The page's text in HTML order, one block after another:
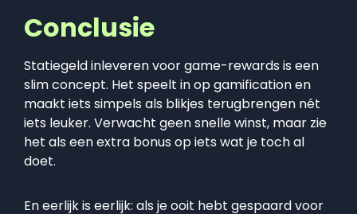
Conclusie
Statiegeld inleveren voor game-rewards is een
slim concept. Het speelt in op gamification en
maakt iets simpels als blikjes terugbrengen nét
iets leuker. Verwacht geen snelle winst, maar zie
het als een extra bonus op iets wat je toch al
doet.
En eerlijk is eerlijk: als je ooit hebt gespaard voor